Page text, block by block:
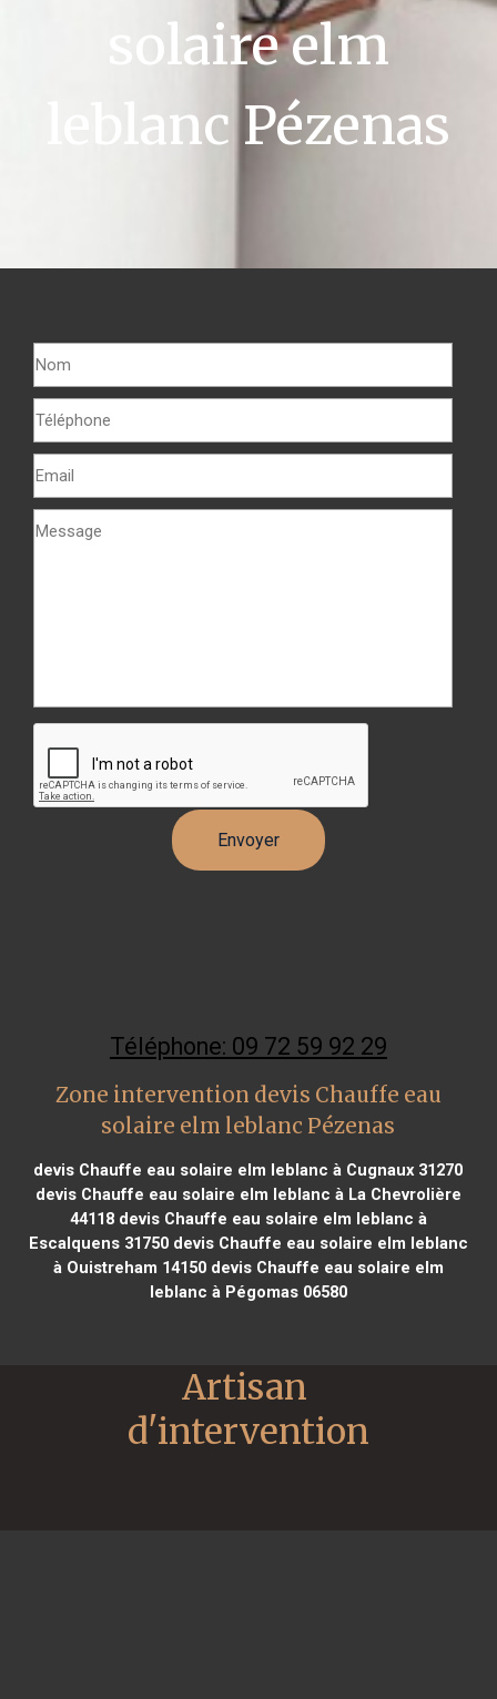
solaire elm
leblanc Pézenas
Téléphone: 09 72 59 92 29
Zone intervention devis Chauffe eau
solaire elm leblanc Pézenas
devis Chauffe eau solaire elm leblanc à Cugnaux 31270
devis Chauffe eau solaire elm leblanc à La Chevrolière
44118devis Chauffe eau solaire elm leblanc à
Escalquens 31750devis Chauffe eau solaire elm leblanc
à Ouistreham 14150devis Chauffe eau solaire elm
leblanc à Pégomas 06580
Artisan
d'intervention